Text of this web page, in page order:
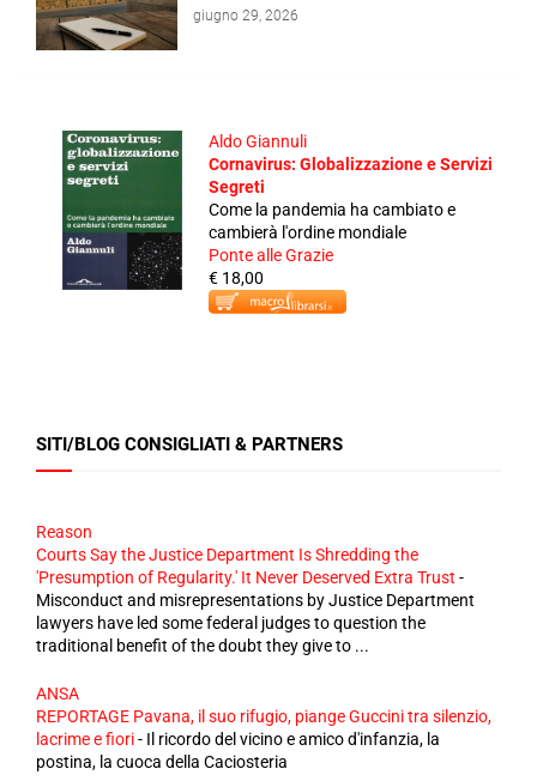
giugno 29, 2026
Aldo Giannuli
Cornavirus: Globalizzazione e Servizi
Segreti
Come la pandemia ha cambiato e
cambierà l'ordine mondiale
Ponte alle Grazie
€ 18,00
SITI/BLOG CONSIGLIATI & PARTNERS
Reason
Courts Say the Justice Department Is Shredding the
'Presumption of Regularity.' It Never Deserved Extra Trust -
Misconduct and misrepresentations by Justice Department
lawyers have led some federal judges to question the
traditional benefit of the doubt they give to ...
ANSA
REPORTAGE Pavana, il suo rifugio, piange Guccini tra silenzio,
lacrime e fiori- Il ricordo del vicino e amico d'infanzia, la
postina, la cuoca della Caciosteria